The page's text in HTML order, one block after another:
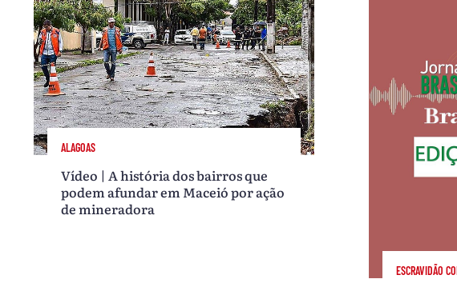
ALAGOAS
Vídeo | A história dos bairros que
podem afundar em Maceió por ação
de mineradora
ESCRAVIDÃO